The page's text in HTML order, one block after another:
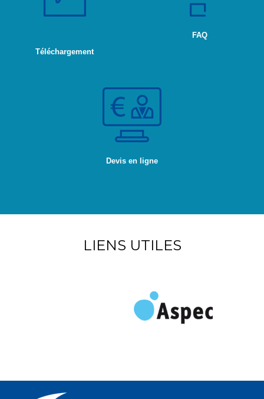
Téléchargement
FAQ
Devis en ligne
LIENS UTILES